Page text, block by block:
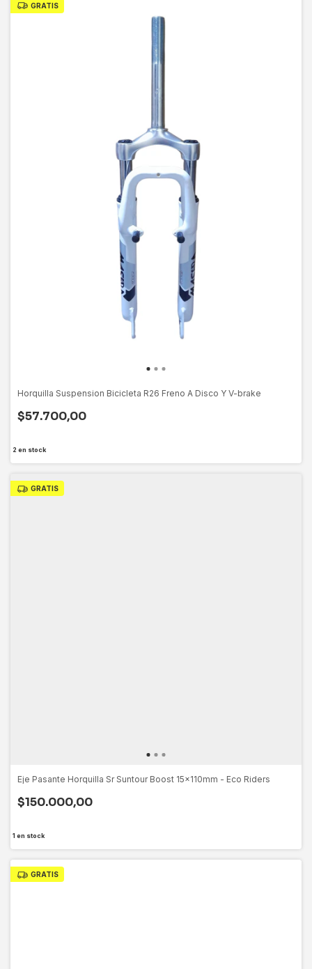
GRATIS
Horquilla Suspension Bicicleta R26 Freno A Disco Y V-brake
$57.700,00
2 en stock
GRATIS
Eje Pasante Horquilla Sr Suntour Boost 15x110mm - Eco Riders
$150.000,00
1 en stock
GRATIS